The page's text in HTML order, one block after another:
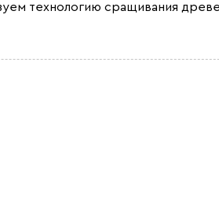
технологию сращивания